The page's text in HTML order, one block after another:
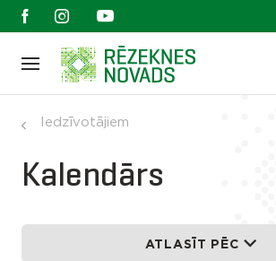
Iedzīvotājiem
Kalendārs
ATLASĪT PĒC